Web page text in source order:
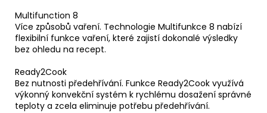
Multifunction 8
Více způsobů vaření. Technologie Multifunkce 8 nabízí
flexibilní funkce vaření, které zajistí dokonalé výsledky
bez ohledu na recept.
Ready2Cook
Bez nutnosti předehřívání. Funkce Ready2Cook využívá
výkonný konvekční systém k rychlému dosažení správné
teploty a zcela eliminuje potřebu předehřívání.